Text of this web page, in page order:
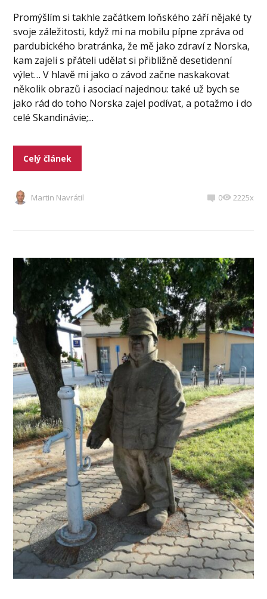
Promýšlím si takhle začátkem loňského září nějaké ty
svoje záležitosti, když mi na mobilu pípne zpráva od
pardubického bratránka, že mě jako zdraví z Norska,
kam zajeli s přáteli udělat si přibližně desetidenní
výlet… V hlavě mi jako o závod začne naskakovat
několik obrazů i asociací najednou: také už bych se
jako rád do toho Norska zajel podívat, a potažmo i do
celé Skandinávie;...
Celý článek
Martin Navrátil 0 2225x